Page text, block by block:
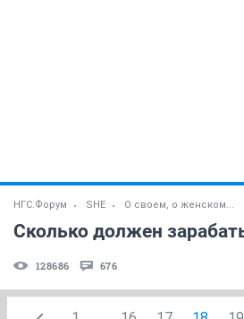
НГС.Форум SHE О своем, о женском...
128686 676